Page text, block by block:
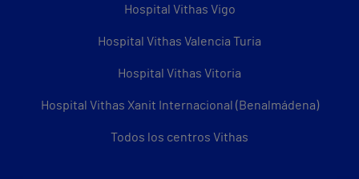
Hospital Vithas Vigo
Hospital Vithas Valencia Turia
Hospital Vithas Vitoria
Hospital Vithas Xanit Internacional (Benalmádena)
Todos los centros Vithas